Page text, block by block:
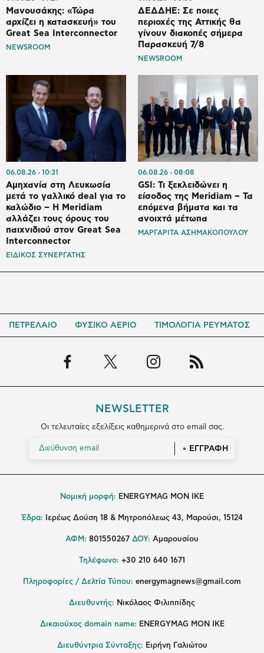
Μανουσάκης: «Τώρα
αρχίζει η κατασκευή» του
Great Sea Interconnector
NEWSROOM
ΔΕΔΔΗΕ: Σε ποιες
περιοχές της Αττικής θα
γίνουν διακοπές σήμερα
Παρασκευή 7/8
NEWSROOM
06.08.26 10:31
Αμηχανία στη Λευκωσία
μετά το γαλλικό deal για το
καλώδιο – Η Meridiam
αλλάζει τους όρους του
παιχνιδιού στον Great Sea
Interconnector
ΕΙΔΙΚΟΣ ΣΥΝΕΡΓΑΤΗΣ
06.08.26 08:08
GSI: Τι ξεκλειδώνει η
είσοδος της Meridiam – Τα
επόμενα βήματα και τα
ανοιχτά μέτωπα
ΜΑΡΓΑΡΙΤΑ ΑΣΗΜΑΚΟΠΟΥΛΟΥ
ΠΕΤΡΕΛΑΙΟ ΦΥΣΙΚΟ ΑΕΡΙΟ ΤΙΜΟΛΟΓΙΑ ΡΕΥΜΑΤΟΣ
NEWSLETTER
Οι τελευταίες εξελίξεις καθημερινά στο email σας.
ΕΓΓΡΑΦΗ
Νομική μορφή: ENERGYMAG MON IKE
Έδρα: Ιερέως Δούση 18 & Μητροπόλεως 43, Μαρούσι, 15124
ΑΦΜ: 801550267 ΔΟΥ: Αμαρουσίου
Τηλέφωνο: +30 210 640 1671
Πληροφορίες / Δελτία Τύπου: energymagnews@gmail.com
Διευθυντής: Νικόλαος Φιλιππίδης
Δικαιούχος domain name: ENERGYMAG ΜΟΝ ΙΚΕ
Διευθύντρια Σύνταξης: Ειρήνη Γαλιώτου